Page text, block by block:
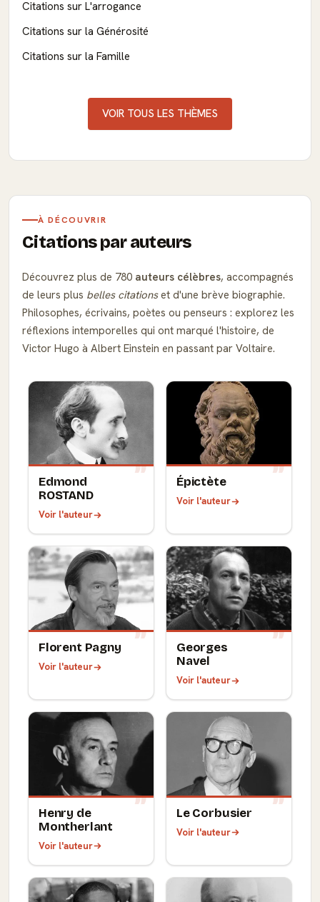
Citations sur L'arrogance
Citations sur la Générosité
Citations sur la Famille
VOIR TOUS LES THÈMES
À DÉCOUVRIR
Citations par auteurs
Découvrez plus de 780 auteurs célèbres, accompagnés
de leurs plus belles citationset d'une brève biographie.
Philosophes, écrivains, poètes ou penseurs : explorez les
réflexions intemporelles qui ont marqué l'histoire, de
Victor Hugo à Albert Einstein en passant par Voltaire.
Edmond
ROSTAND
Voir l'auteur
Épictète
Voir l'auteur
Florent Pagny
Voir l'auteur
Georges
Navel
Voir l'auteur
Henry de
Montherlant
Voir l'auteur
Le Corbusier
Voir l'auteur